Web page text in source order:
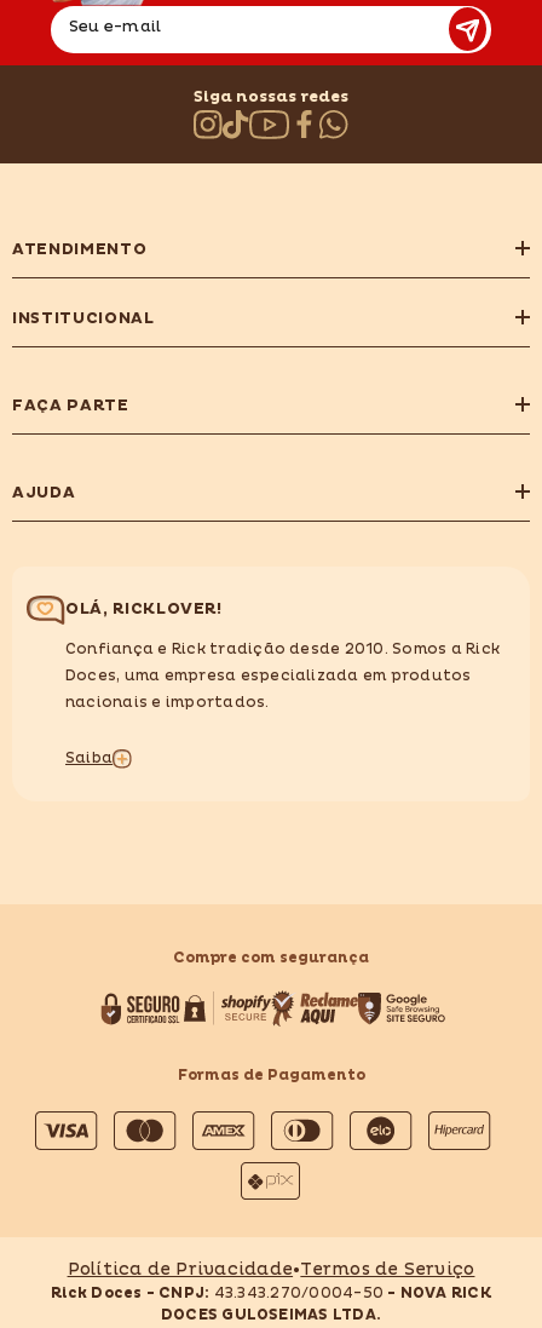
Seu e-mail
Siga nossas redes
ATENDIMENTO
INSTITUCIONAL
FAÇA PARTE
AJUDA
OLÁ, RICKLOVER!
Confiança e Rick tradição desde 2010. Somos a Rick
Doces, uma empresa especializada em produtos
nacionais e importados.
Saiba
Compre com segurança
Formas de Pagamento
Formas
pagamento
Política de Privacidade•Termos de Serviço
Rick Doces - CNPJ: 43.343.270/0004-50 - NOVA RICK
DOCES GULOSEIMAS LTDA.